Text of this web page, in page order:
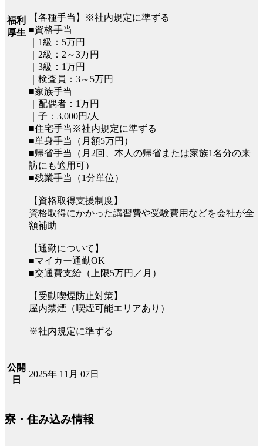
福利
厚生
【各種手当】※社内規定に準ずる
■資格手当
｜1級：5万円
｜2級：2～3万円
｜3級：1万円
｜検査員：3～5万円
■家族手当
｜配偶者：1万円
｜子：3,000円/人
■住宅手当※社内規定に準ずる
■単身手当（月額5万円）
■帰省手当（月2回、本人の帰省または家族1名分の来
訪にも適用可）
■残業手当（1分単位）
【資格取得支援制度】
資格取得にかかった講習費や受験費用などを会社が全
額補助
【通勤について】
■マイカー通勤OK
■交通費支給（上限5万円／月）
【受動喫煙防止対策】
屋内禁煙（喫煙可能エリアあり）
※社内規定に準ずる
公開
日
2025年 11月 07日
寮・住み込み情報